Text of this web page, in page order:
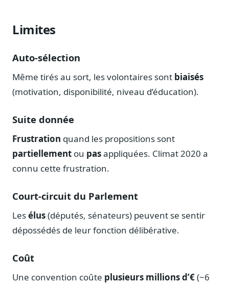
Limites
Auto-sélection
Même tirés au sort, les volontaires sont biaisés
(motivation, disponibilité, niveau d’éducation).
Suite donnée
Frustration quand les propositions sont
partiellement ou pasappliquées. Climat 2020 a
connu cette frustration.
Court-circuit du Parlement
Lesélus(députés, sénateurs) peuvent se sentir
dépossédés de leur fonction délibérative.
Coût
Une convention coûte plusieurs millions d’€(~6